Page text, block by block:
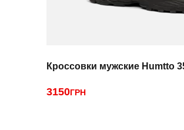
Кроссовки мужские Humtto
3150ГРН